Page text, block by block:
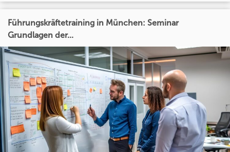
Führungskräftetraining in München: Seminar
Grundlagen der...